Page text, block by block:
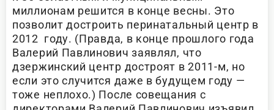
миллионам решится в конце весны. Это
позволит достроить перинатальный центр в
2012 году. (Правда, в конце прошлого года
Валерий Павлинович заявлял, что
дзержинский центр достроят в 2011-м, но
если это случится даже в будущем году —
тоже неплохо.) После совещания с